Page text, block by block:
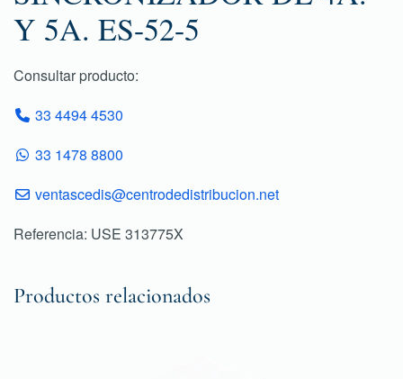
Y 5A. ES-52-5
Consultar producto:
33 4494 4530
33 1478 8800
ventascedis@centrodedistribucion.net
Referencia: USE 313775X
Productos relacionados